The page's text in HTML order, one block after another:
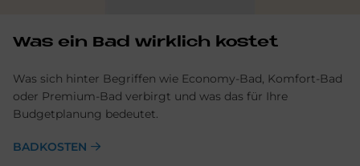
Was ein Bad wirklich kostet
Was sich hinter Begriffen wie Economy-Bad, Komfort-Bad
oder Premium-Bad verbirgt und was das für Ihre
Budgetplanung bedeutet.
BADKOSTEN